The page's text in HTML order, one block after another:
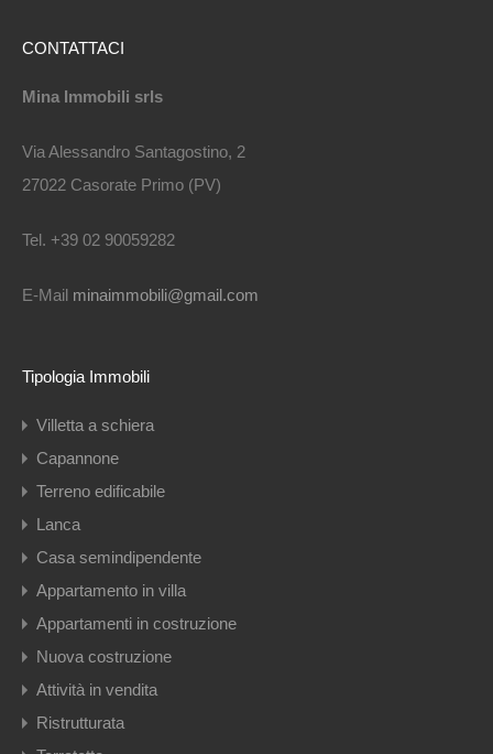
CONTATTACI
Mina Immobili srls
Via Alessandro Santagostino, 2
27022 Casorate Primo (PV)
Tel. +39 02 90059282
E-Mail minaimmobili@gmail.com
Tipologia Immobili
Villetta a schiera
Capannone
Terreno edificabile
Lanca
Casa semindipendente
Appartamento in villa
Appartamenti in costruzione
Nuova costruzione
Attività in vendita
Ristrutturata